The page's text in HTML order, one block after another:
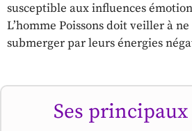
susceptible aux influences
L’homme Poissons doit veiller à ne
submerger par leurs énergies
Ses